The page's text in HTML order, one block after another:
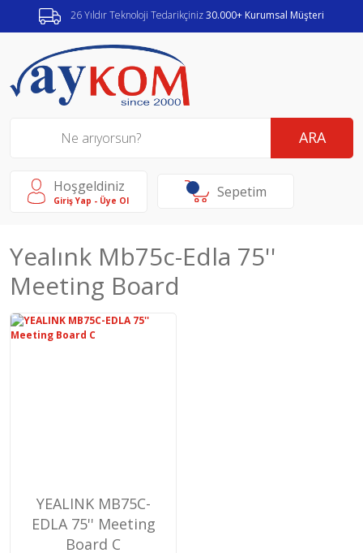
26 Yıldır Teknoloji Tedarikçiniz30.000+ Kurumsal Müşteri
ARA
Hoşgeldiniz
Giriş Yap - Üye Ol Sepetim
Yealınk Mb75c-Edla 75''
Meeting Board
YEALINK MB75C-
EDLA 75'' Meeting
Board C